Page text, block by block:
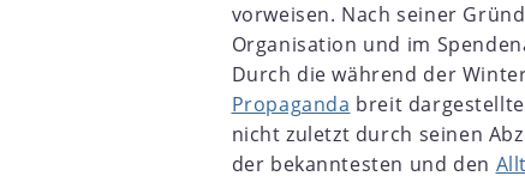
vorweisen. Nach seiner
Organisation und im
Durch die während der
Propaganda breit
nicht zuletzt durch seinen
der bekanntesten und den
1921 1922 1923 1924